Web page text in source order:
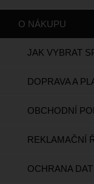
O NÁKUPU
JAK VYBRAT
DOPRAVA A
OBCHODNÍ
REKLAMAČNÍ
OCHRANA DAT